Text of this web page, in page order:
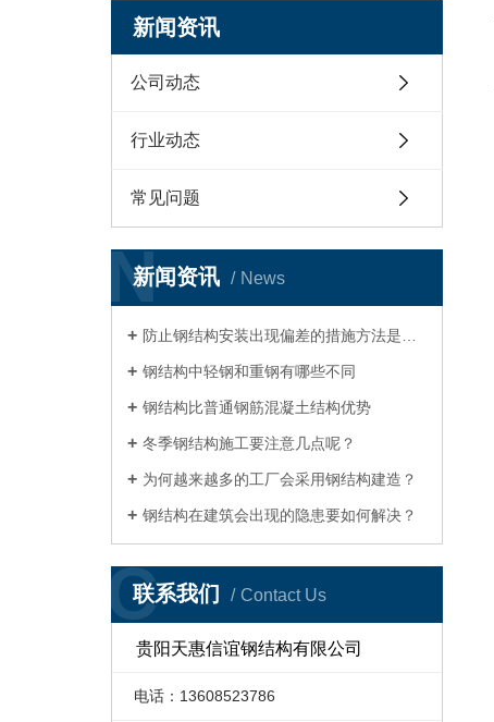
新闻资讯
公司动态
行业动态
常见问题
新闻资讯 News
N
防止钢结构安装出现偏差的措施方法是什么
钢结构中轻钢和重钢有哪些不同
钢结构比普通钢筋混凝土结构优势
冬季钢结构施工要注意几点呢？
为何越来越多的工厂会采用钢结构建造？
钢结构在建筑会出现的隐患要如何解决？
联系我们 Contact Us
C
贵阳天惠信谊钢结构有限公司
电话：13608523786